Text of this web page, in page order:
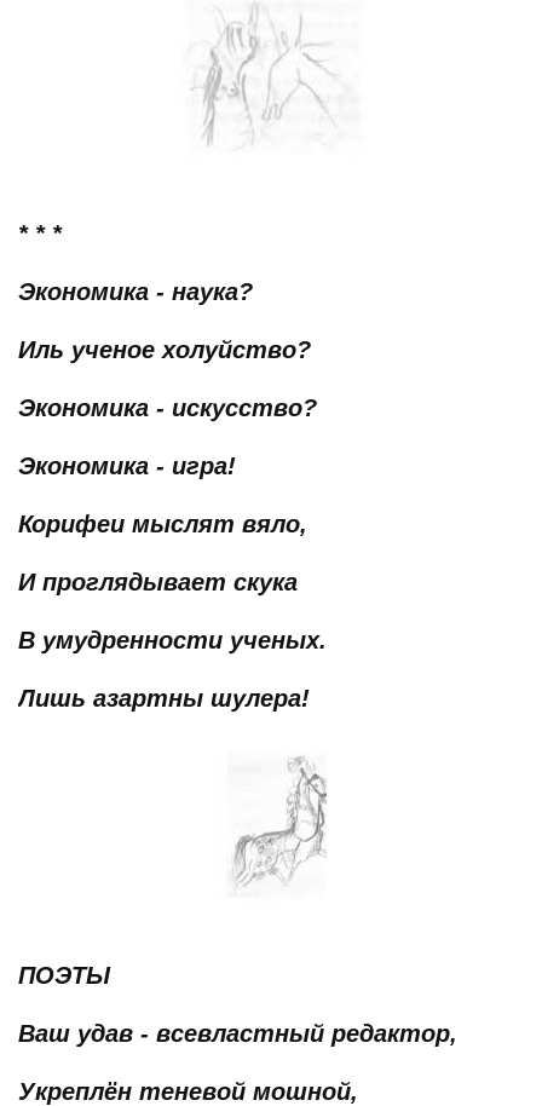
* * *
Экономика - наука?
Иль ученое холуйство?
Экономика - искусство?
Экономика - игра!
Корифеи мыслят вяло,
И проглядывает скука
В умудренности ученых.
Лишь азартны шулера!
ПОЭТЫ
Ваш удав - всевластный редактор,
Укреплён теневой мошной,